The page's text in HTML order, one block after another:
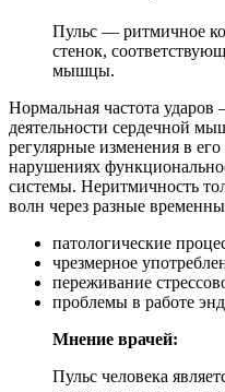
Пульс — ритмичное
стенок,
мышцы.
Нормальная частота
деятельности сердечной
регулярные изменения в
нарушениях
системы. Неритмичность
волн через разные
патологические
чрезмерное
переживание
проблемы в работе
Мнение врачей:
Пульс человека